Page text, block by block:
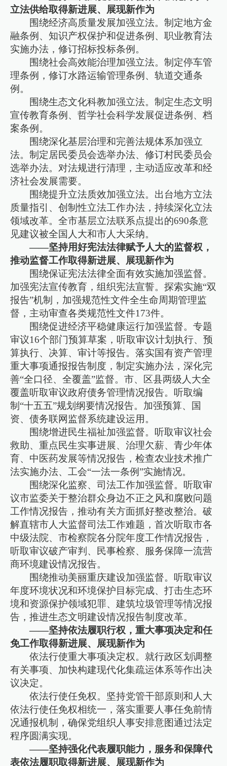
立法供给取得新进展、展现新作为
围绕经济高质量发展加强立法。制定地方金
融条例、知识产权保护和促进条例、职业教育法
实施办法，修订招标投标条例。
围绕社会高效能治理加强立法。制定停车管
理条例，修订水路运输管理条例、轨道交通条
例。
围绕生态文化科教加强立法。制定生态文明
宣传教育条例、哲学社会科学发展促进条例、档
案条例。
围绕深化基层治理和完善法规体系加强立
法。制定居民委员会选举办法、修订村民委员会
选举办法。对法规进行清理，主动适应改革和经
济社会发展需要。
围绕提升立法质效加强立法。出台地方立法
质量指引、创制性立法工作办法，持续深化立法
领域改革。全市基层立法联系点提出的690条意
见建议被全国人大和市人大采纳。
——坚持用好宪法法律赋予人大的监督权，
推动监督工作取得新进展、展现新作为
围绕保证宪法法律全面有效实施加强监督。
加强宪法宣传教育，组织宪法宣誓。探索实施“双
报告”机制，加强规范性文件全生命周期管理监
督，主动审查各类规范性文件173件。
围绕促进经济平稳健康运行加强监督。专题
审议16个部门预算草案，听取审议计划执行、预
算执行、决算、审计等报告。落实国有资产管理
重大事项通报报告制度，制定实施办法，深化完
善“全口径、全覆盖”监督。市、区县两级人大全
覆盖听取审议政府债务管理情况报告。听取编
制“十五五”规划纲要情况报告。加强预算、国
资、债务联网监督系统建设运用。
围绕增进民生福祉加强监督。听取审议社会
救助、重点民生实事进展、治理欠薪、青少年体
育、中医药发展等情况报告，检查农业技术推广
法实施办法、工会“一法一条例”实施情况。
围绕深化监察、司法工作加强监督。听取审
议市监委关于整治群众身边不正之风和腐败问题
工作情况报告，推动有关方面抓好整改整治。破
解直辖市人大监督司法工作难题，首次听取市各
中级法院、市检察院各分院年度工作情况报告，
听取审议破产审判、民事检察、服务保障一流营
商环境建设情况报告。
围绕推动美丽重庆建设加强监督。听取审议
年度环境状况和环境保护目标完成、打击生态环
境和资源保护领域犯罪、建筑垃圾管理等情况报
告，推进生态文明建设情况报告制度改革。
——坚持依法履职行权，重大事项决定和任
免工作取得新进展、展现新作为
依法行使重大事项决定权。就行政区划调整
有关事项、加快构建现代化集疏运体系等作出决
议决定。
依法行使任免权。坚持党管干部原则和人大
依法行使任免权相统一，落实重要人事任免前情
况通报机制，确保党组织人事安排意图通过法定
程序圆满实现。
——坚持强化代表履职能力，服务和保障代
表依法履职取得新进展、展现新作为